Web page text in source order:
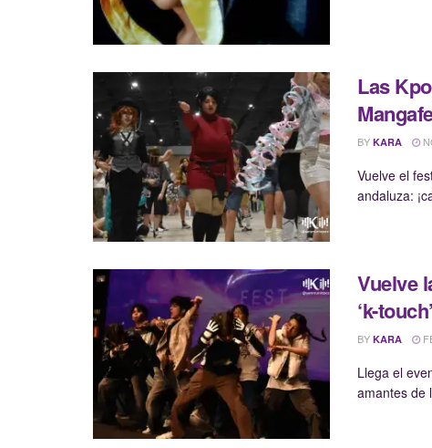
Las
BY KARA
Vuelve el
andaluza:
Vuelve
‘k-touch’
BY KARA
Llega el
amantes de